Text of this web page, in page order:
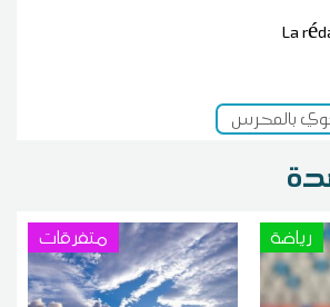
La
بالمحرس
رياضة متفرقات